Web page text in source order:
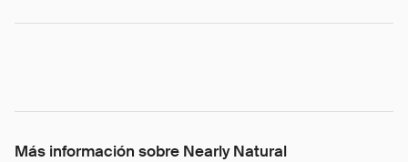
Más información sobre Nearly Natural